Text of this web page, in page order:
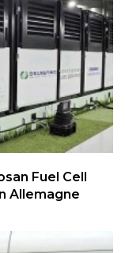
Fuel Cell
Allemagne